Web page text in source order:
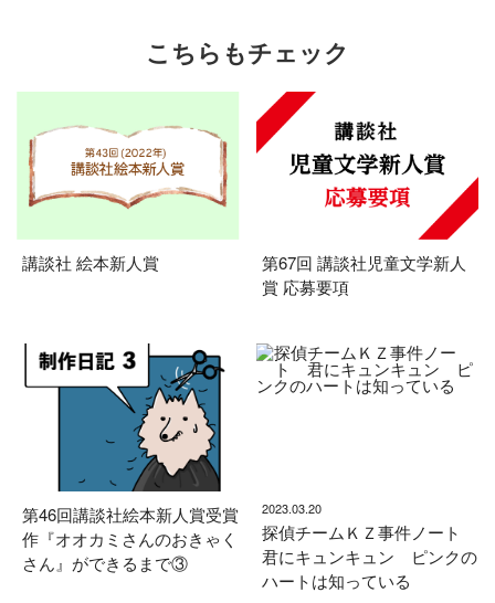
こちらもチェック
講談社 絵本新人賞
第67回 講談社児童文学新人
賞 応募要項
第46回講談社絵本新人賞受賞
作『オオカミさんのおきゃく
さん』ができるまで③
2023.03.20
探偵チームＫＺ事件ノート
君にキュンキュン ピンクの
ハートは知っている